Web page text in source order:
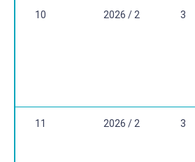
10 2026 / 2 3
11 2026 / 2 3